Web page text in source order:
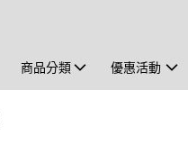
商品分類 優惠活動